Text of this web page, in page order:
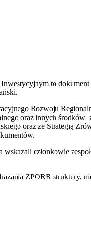
to
Rozwoju
oraz innych
oraz ze Strategią
członkowie
ZPORR struktury,